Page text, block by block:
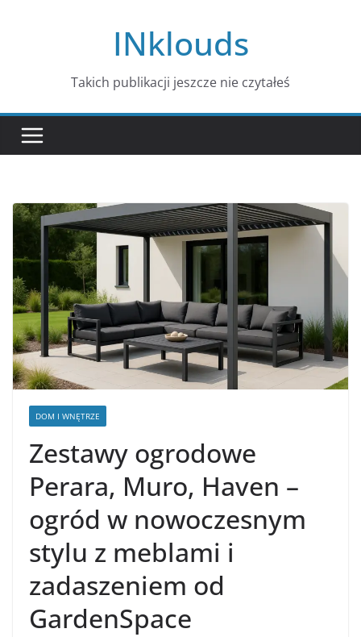
INklouds
Takich publikacji jeszcze nie czytałeś
DOM I WNĘTRZE
Zestawy ogrodowe
Perara, Muro, Haven –
ogród w nowoczesnym
stylu z meblami i
zadaszeniem od
GardenSpace